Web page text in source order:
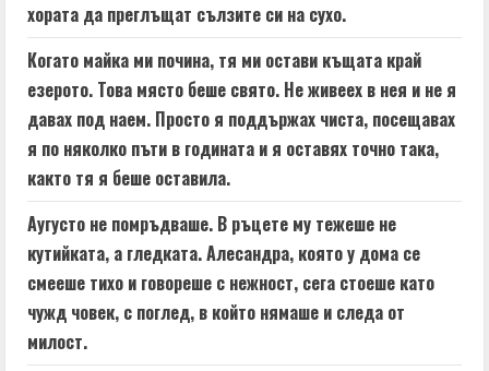
хората да преглъщат сълзите си на сухо.
Когато майка ми почина, тя ми остави къщата край
езерото. Това място беше свято. Не живеех в нея и не я
давах под наем. Просто я поддържах чиста, посещавах
я по няколко пъти в годината и я оставях точно така,
както тя я беше оставила.
Аугусто не помръдваше. В ръцете му тежеше не
кутийката, а гледката. Алесандра, която у дома се
смееше тихо и говореше с нежност, сега стоеше като
чужд човек, с поглед, в който нямаше и следа от
милост.